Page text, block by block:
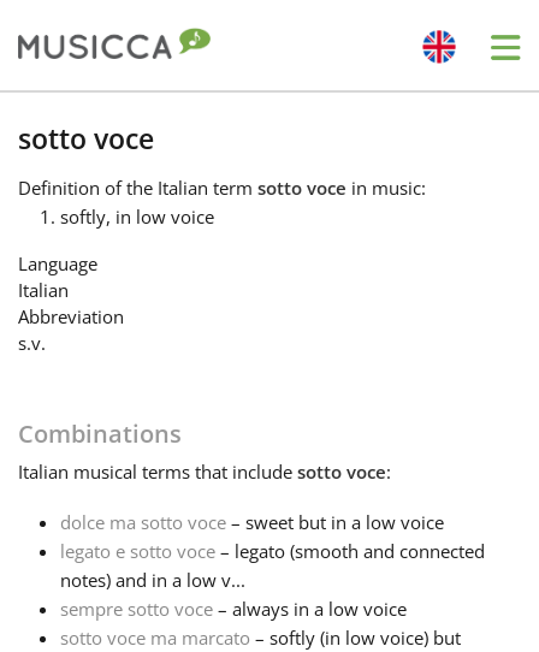
Български
Dansk
English
Français
sotto voce
Definition of the Italian term sotto voce in music:
softly, in low voice
Language
Italian
Abbreviation
s.v.
Combinations
Italian musical terms that include sotto voce:
dolce ma sotto voce – sweet but in a low voice
legato e sotto voce – legato (smooth and connected
notes) and in a low v...
sempre sotto voce – always in a low voice
sotto voce ma marcato – softly (in low voice) but